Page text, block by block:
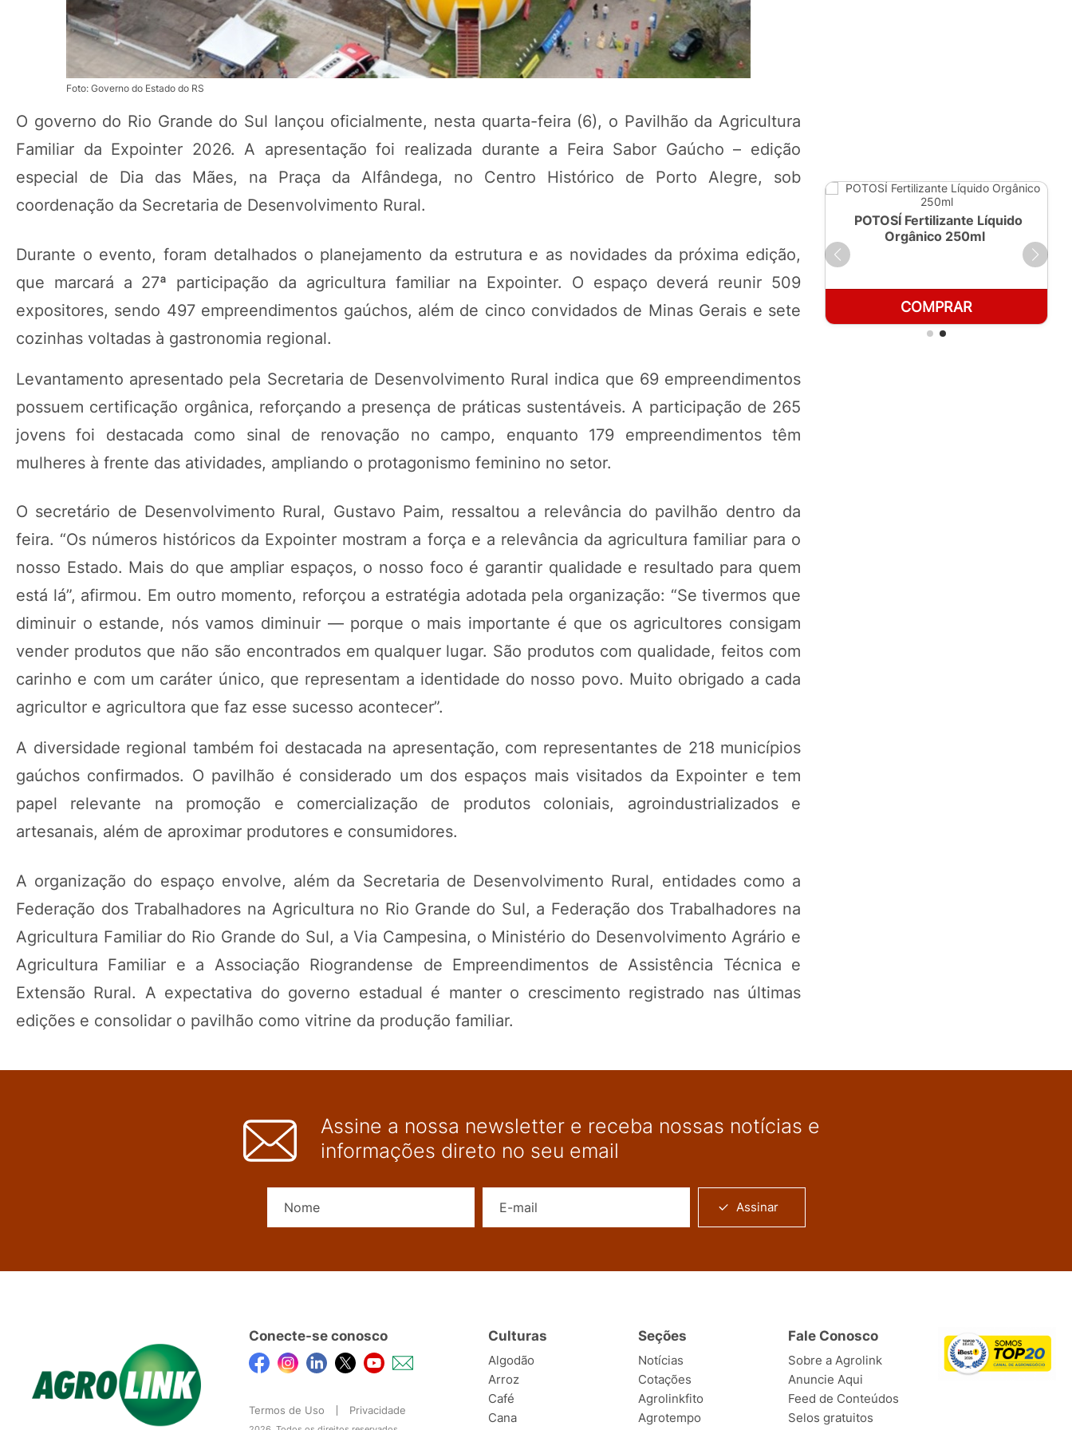
Foto: Governo do Estado do RS
O governo do Rio Grande do Sul lançou oficialmente, nesta quarta-feira (6), o Pavilhão da Agricultura
Familiar da Expointer 2026. A apresentação foi realizada durante a Feira Sabor Gaúcho – edição
especial de Dia das Mães, na Praça da Alfândega, no Centro Histórico de Porto Alegre, sob
coordenação da Secretaria de Desenvolvimento Rural.
Durante o evento, foram detalhados o planejamento da estrutura e as novidades da próxima edição,
que marcará a 27ª participação da agricultura familiar na Expointer. O espaço deverá reunir 509
expositores, sendo 497 empreendimentos gaúchos, além de cinco convidados de Minas Gerais e sete
cozinhas voltadas à gastronomia regional.
Levantamento apresentado pela Secretaria de Desenvolvimento Rural indica que 69 empreendimentos
possuem certificação orgânica, reforçando a presença de práticas sustentáveis. A participação de 265
jovens foi destacada como sinal de renovação no campo, enquanto 179 empreendimentos têm
mulheres à frente das atividades, ampliando o protagonismo feminino no setor.
O secretário de Desenvolvimento Rural, Gustavo Paim, ressaltou a relevância do pavilhão dentro da
feira. “Os números históricos da Expointer mostram a força e a relevância da agricultura familiar para o
nosso Estado. Mais do que ampliar espaços, o nosso foco é garantir qualidade e resultado para quem
está lá”, afirmou. Em outro momento, reforçou a estratégia adotada pela organização: “Se tivermos que
diminuir o estande, nós vamos diminuir — porque o mais importante é que os agricultores consigam
vender produtos que não são encontrados em qualquer lugar. São produtos com qualidade, feitos com
carinho e com um caráter único, que representam a identidade do nosso povo. Muito obrigado a cada
agricultor e agricultora que faz esse sucesso acontecer”.
A diversidade regional também foi destacada na apresentação, com representantes de 218 municípios
gaúchos confirmados. O pavilhão é considerado um dos espaços mais visitados da Expointer e tem
papel relevante na promoção e comercialização de produtos coloniais, agroindustrializados e
artesanais, além de aproximar produtores e consumidores.
A organização do espaço envolve, além da Secretaria de Desenvolvimento Rural, entidades como a
Federação dos Trabalhadores na Agricultura no Rio Grande do Sul, a Federação dos Trabalhadores na
Agricultura Familiar do Rio Grande do Sul, a Via Campesina, o Ministério do Desenvolvimento Agrário e
Agricultura Familiar e a Associação Riograndense de Empreendimentos de Assistência Técnica e
Extensão Rural. A expectativa do governo estadual é manter o crescimento registrado nas últimas
edições e consolidar o pavilhão como vitrine da produção familiar.
COMPRAR
POTOSÍ Fertilizante Líquido
Orgânico 250ml
COMPRAR
Assine a nossa newsletter e receba nossas notícias e
informações direto no seu email
Assinar
Conecte-se conosco
Termos de Uso Privacidade
Culturas
Algodão
Arroz
Café
Cana
Seções
Notícias
Cotações
Agrolinkfito
Agrotempo
Fale Conosco
Sobre a Agrolink
Anuncie Aqui
Feed de Conteúdos
Selos gratuitos